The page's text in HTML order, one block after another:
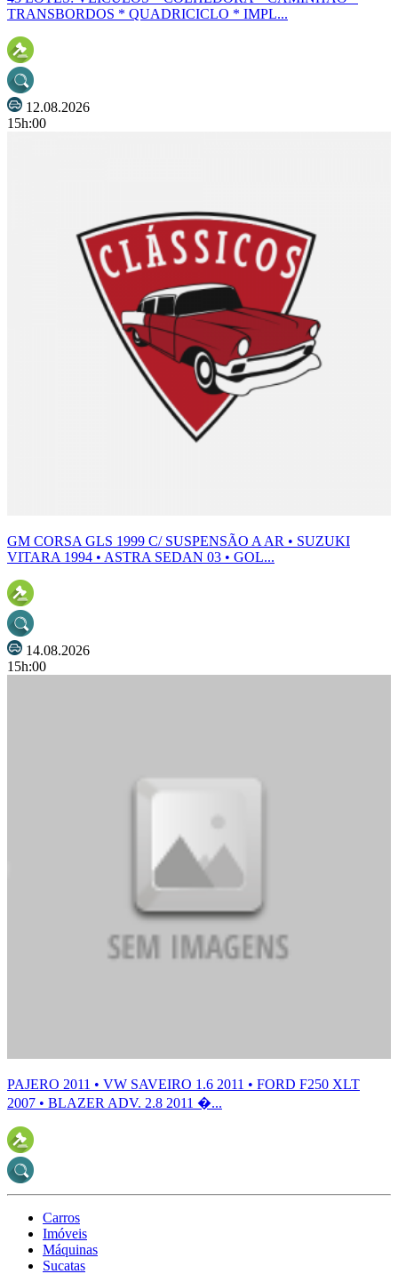
TRANSBORDOS * QUADRICICLO * IMPL...
12.08.2026
15h:00
GM CORSA GLS 1999 C/ SUSPENSÃO A AR • SUZUKI
VITARA 1994 • ASTRA SEDAN 03 • GOL...
14.08.2026
15h:00
PAJERO 2011 • VW SAVEIRO 1.6 2011 • FORD F250 XLT
2007 • BLAZER ADV. 2.8 2011 �...
Carros
Imóveis
Máquinas
Sucatas